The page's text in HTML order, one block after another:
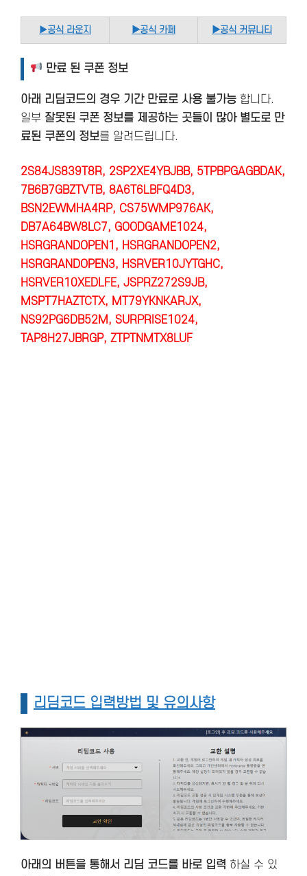
▶공식 라운지 ▶공식 카페 ▶공식 커뮤니티
만료 된 쿠폰 정보
아래 리딤코드의 경우 기간 만료로 사용 불가능 합니다.
일부 잘못된 쿠폰 정보를 제공하는 곳들이 많아 별도로 만
료된 쿠폰의 정보를 알려드립니다.
2S84JS839T8R, 2SP2XE4YBJBB, 5TPBPGAGBDAK,
7B6B7GBZTVTB, 8A6T6LBFQ4D3,
BSN2EWMHA4RP, CS75WMP976AK,
DB7A64BW8LC7, GOODGAME1024,
HSRGRANDOPEN1, HSRGRANDOPEN2,
HSRGRANDOPEN3, HSRVER10JYTGHC,
HSRVER10XEDLFE, JSPRZ272S9JB,
MSPT7HAZTCTX, MT79YKNKARJX,
NS92PG6DB52M, SURPRISE1024,
TAP8H27JBRGP, ZTPTNMTX8LUF ​​
리딤코드 입력방법 및 유의사항
아래의 버튼을 통해서 리딤 코드를 바로 입력 하실 수 있